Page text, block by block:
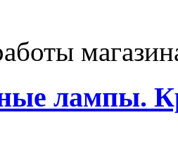
лампы.